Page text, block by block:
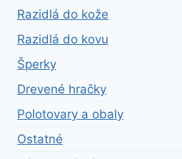
Razidlá do kože
Razidlá do kovu
Šperky
Drevené hračky
Polotovary a obaly
Ostatné